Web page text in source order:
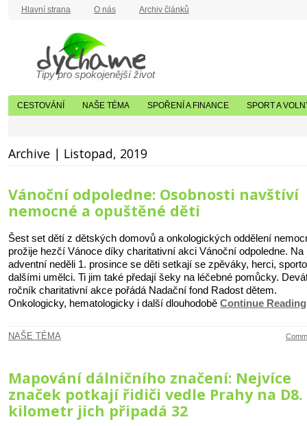
Hlavní strana O nás Archiv článků
Tipy pro spokojenější život
CESTOVÁNÍ NAŠE TÉMA SPOŘENÍ A FINANCE SPORT A
Archive | Listopad, 2019
Vánoční odpoledne: Osobnosti navštíví
nemocné a opuštěné děti
Šest set dětí z dětských domovů a onkologických oddělení
prožije hezčí Vánoce díky charitativní akci Vánoční odpoledne. Na
adventní neděli 1. prosince se děti setkají se zpěváky, herci,
dalšími umělci. Ti jim také předají šeky na léčebné pomůcky.
ročník charitativní akce pořádá Nadační fond Radost dětem.
Onkologicky, hematologicky i další dlouhodobě Continue
NAŠE TÉMA
Mapování dálničního značení: Nejvíce
značek potkají řidiči vedle Prahy na D8.
kilometr jich připadá 32